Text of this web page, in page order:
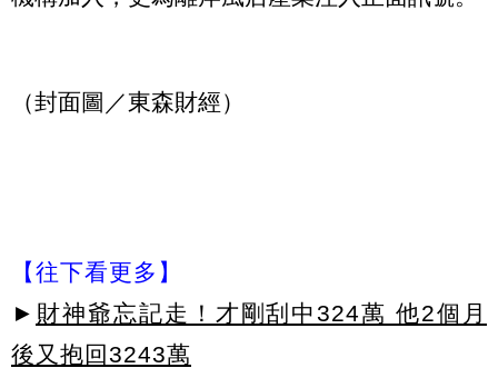
（封面圖／東森財經）
【往下看更多】
► 財神爺忘記走！才剛刮中324萬 他2個月
後又抱回3243萬